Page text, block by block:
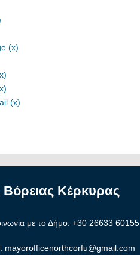
(x)
(x)
Βόρειας Κέρκυρας
με το Δήμο: +30 26633 60155
mayorofficenorthcorfu@gmail.com